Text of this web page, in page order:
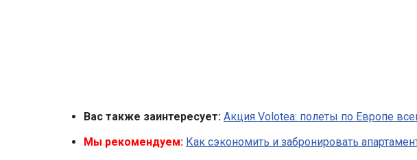
Вас также заинтересует: Акция Volotea: полеты по Европе
Мы рекомендуем: Как сэкономить и забронировать